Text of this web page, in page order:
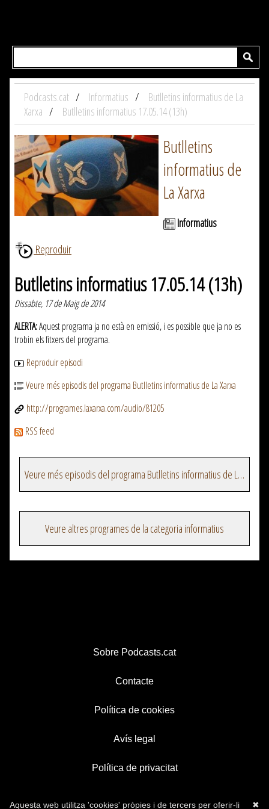
Podcasts.cat Informatius
Butlletins informatius de La
Xarxa
Butlletins informatius 17.05.14 (13h)
Butlletins
informatius de
La Xarxa
Informatius
Reproduir
Butlletins informatius 17.05.14 (13h)
Dissabte, 17 de Maig de 2014
ALERTA:Aquest programa ja no està en emissió, i es possible que ja no es
trobin els fitxers del programa.
Reproduir episodi
Veure més episodis del programa Butlletins informatius de La Xarxa
http://programes.laxarxa.com/audio/81205
RSS feed
Veure més episodis del programa Butlletins informatius de La Xarxa
Veure altres programes de la categoria informatius
Sobre Podcasts.cat
Contacte
Política de cookies
Avís legal
Política de privacitat
✖
Aquesta web utilitza 'cookies' pròpies i de tercers per oferir-li